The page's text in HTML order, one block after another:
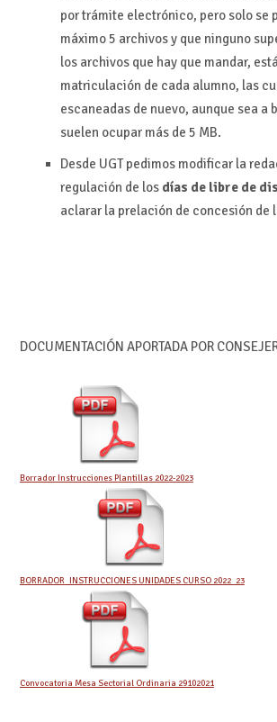
por trámite electrónico, pero solo se
máximo 5 archivos y que ninguno
los archivos que hay que mandar,
matriculación de cada alumno, las
escaneadas de nuevo, aunque sea a
suelen ocupar más de 5 MB.
Desde UGT pedimos modificar la
regulación de los días de libre de
aclarar la prelación de concesión de
DOCUMENTACIÓN APORTADA POR
Borrador Instrucciones Plantillas 2022-2023
BORRADOR_INSTRUCCIONES UNIDADES CURSO 2022_23
Convocatoria Mesa Sectorial Ordinaria 29102021